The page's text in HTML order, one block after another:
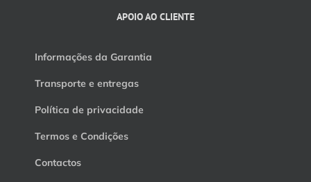
APOIO AO CLIENTE
Informações da Garantia
Transporte e entregas
Política de privacidade
Termos e Condições
Contactos